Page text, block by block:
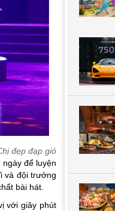
đẹp đạp gió
để luyện
và đội trưởng
bài hát.
với giây phút